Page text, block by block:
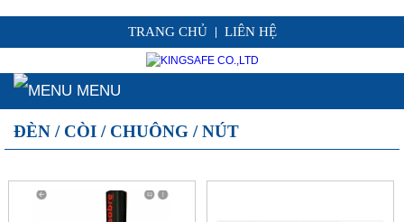
TRANG CHỦ LIÊN HỆ
MENU
ĐÈN / CÒI / CHUÔNG / NÚT